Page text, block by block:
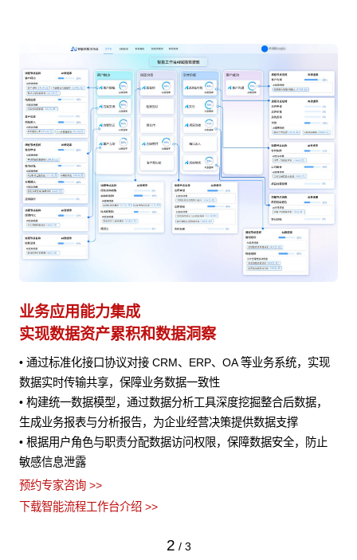
AI Agent 快速接入
赋能业务 快速迭代
• 快速编排适配的 AI 能力进行集成，为业务处理提供AI 辅助
• 将 AI 能力与业务流程深度结合，在客户服务、销售预测、风险
评估等场景中发挥作用
预约专家咨询 >>
下载智能流程工作台介绍 >>
3 / 3